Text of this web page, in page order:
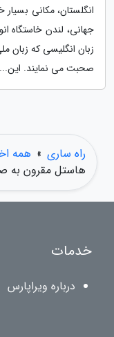
انگلستان، مکانی
جهانی، لندن خاستگاه
صحبت می نمایند. این...
راه ساری » همه
هاستل مقرون به
خدمات
درباره ویراپارس